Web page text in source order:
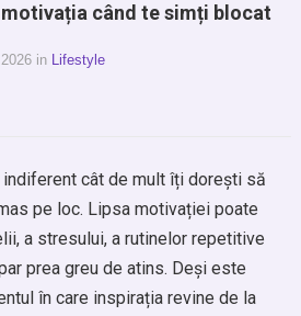
când te simți blocat
in Lifestyle
cât de mult îți dorești să
pe loc. Lipsa motivației poate
a stresului, a rutinelor repetitive
prea greu de atins. Deși este
în care inspirația revine de la